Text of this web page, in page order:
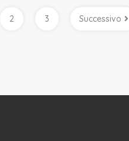
2 3 Successivo